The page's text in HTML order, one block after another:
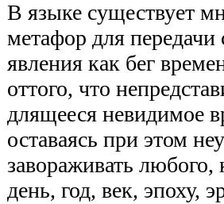
В языке существует
метафор для
явления как бег
оттого, что
длящееся невидимое
оставаясь при этом
завораживать
день, год, век, эпоху,